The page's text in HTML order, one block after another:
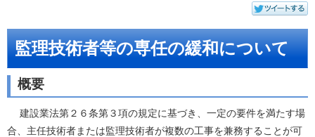
監理技術者等の専任の緩和について
概要
建設業法第２６条第３項の規定に基づき、一定の要件を満たす場
合、主任技術者または監理技術者が複数の工事を兼務することが可